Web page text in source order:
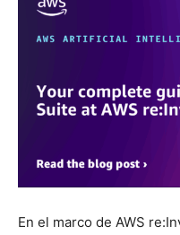
En el marco de AWS